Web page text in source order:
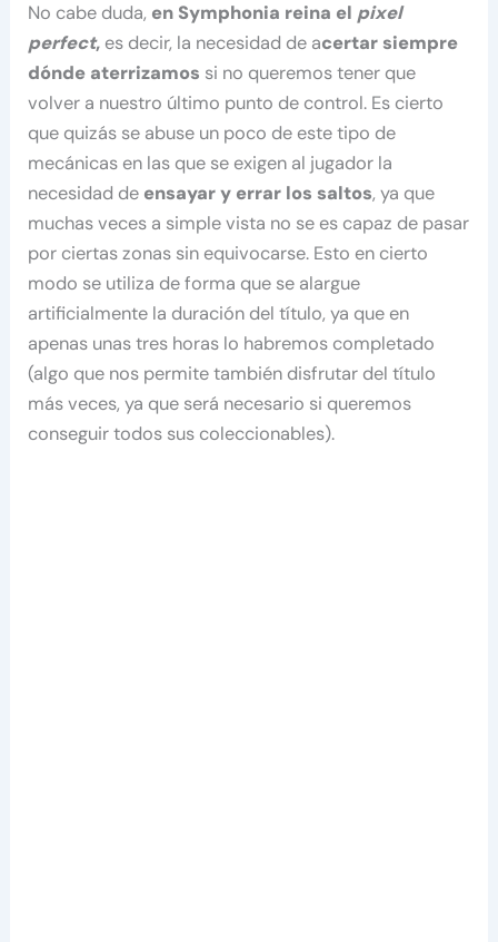
No cabe duda, en Symphonia reina el pixel
perfect, es decir, la necesidad de acertar siempre
dónde aterrizamos si no queremos tener que
volver a nuestro último punto de control. Es cierto
que quizás se abuse un poco de este tipo de
mecánicas en las que se exigen al jugador la
necesidad de ensayar y errar los saltos, ya que
muchas veces a simple vista no se es capaz de pasar
por ciertas zonas sin equivocarse. Esto en cierto
modo se utiliza de forma que se alargue
artificialmente la duración del título, ya que en
apenas unas tres horas lo habremos completado
(algo que nos permite también disfrutar del título
más veces, ya que será necesario si queremos
conseguir todos sus coleccionables).